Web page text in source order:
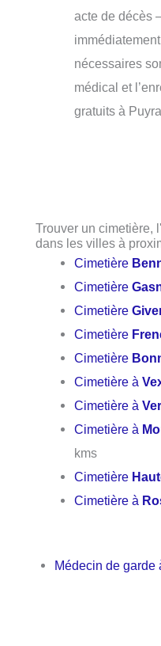
acte de décès
nécessaires
médical et
gratuits à
Trouver un cimetière,
dans les villes à
Cimetière
Cimetière
Cimetière
Cimetière
Cimetière
Cimetière à
Cimetière à
Cimetière à
kms
Cimetière
Cimetière à
Médecin de garde